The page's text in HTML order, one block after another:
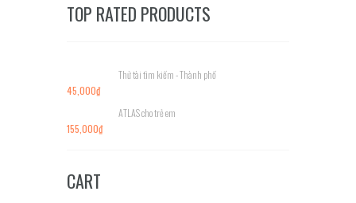
TOP RATED PRODUCTS
Thử tài tìm kiếm - Thành phố
45,000₫
ATLAS cho trẻ em
155,000₫
CART